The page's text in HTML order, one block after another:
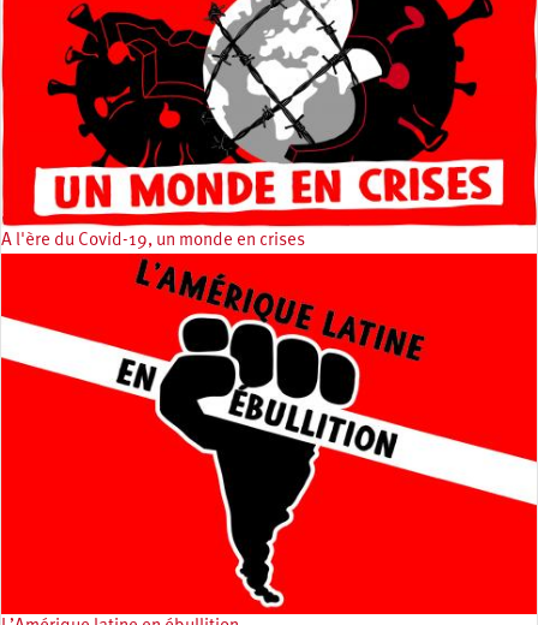
A l'ère du Covid-19, un monde en crises